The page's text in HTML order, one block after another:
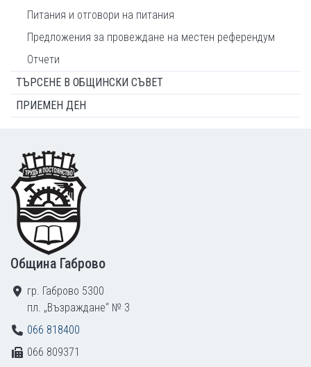
Питания и отговори на питания
Предложения за провеждане на местен референдум
Отчети
ТЪРСЕНЕ В ОБЩИНСКИ СЪВЕТ
ПРИЕМЕН ДЕН
Footer
Община Габрово
гр. Габрово 5300
пл. „Възраждане“ № 3
066 818400
066 809371